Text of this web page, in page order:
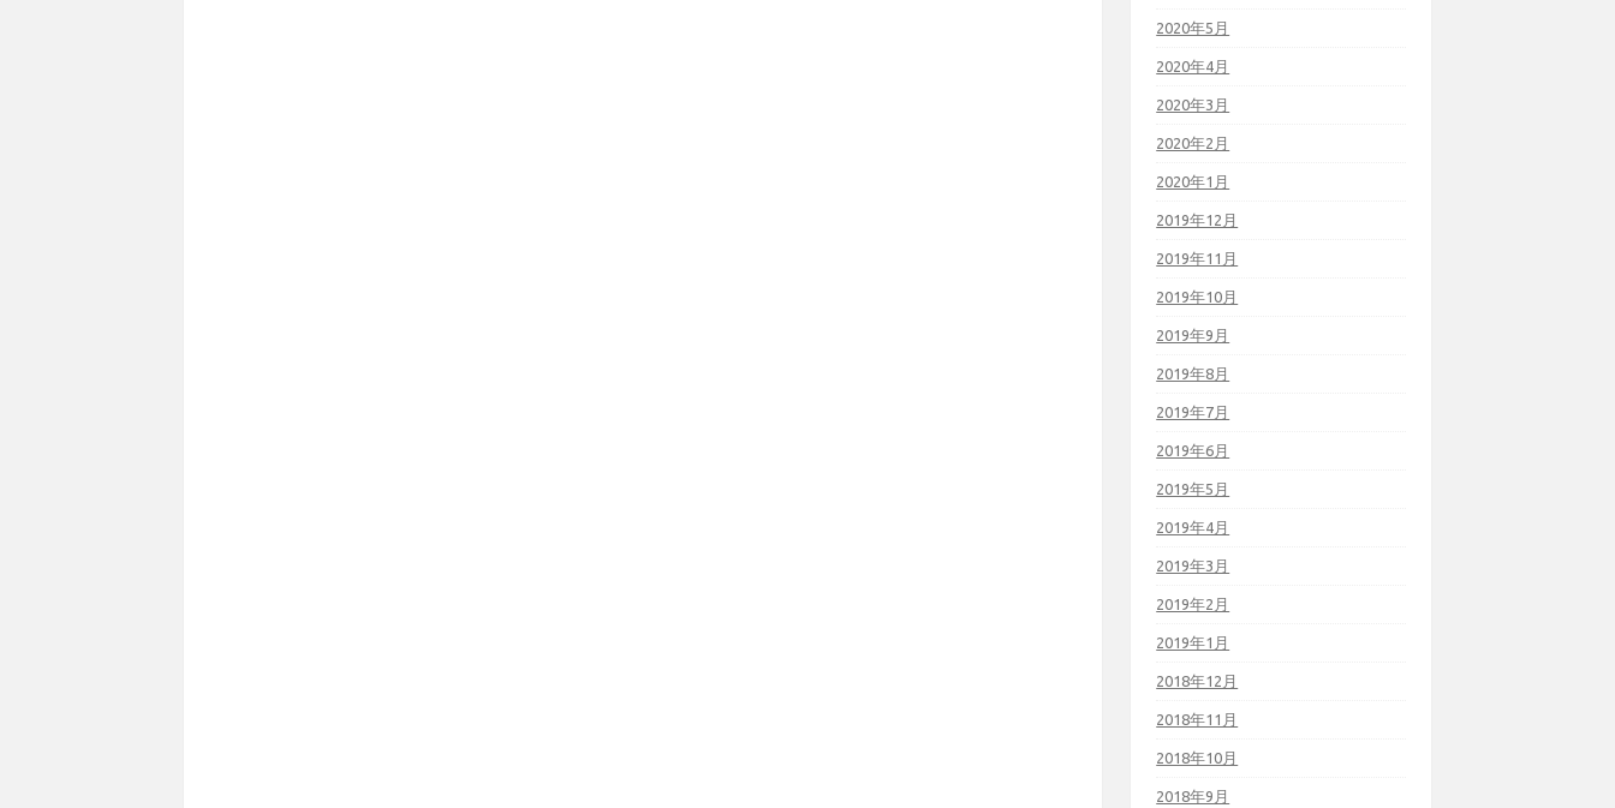
2020年5月
2020年4月
2020年3月
2020年2月
2020年1月
2019年12月
2019年11月
2019年10月
2019年9月
2019年8月
2019年7月
2019年6月
2019年5月
2019年4月
2019年3月
2019年2月
2019年1月
2018年12月
2018年11月
2018年10月
2018年9月